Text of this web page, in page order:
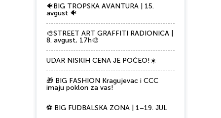
🐠BIG TROPSKA AVANTURA | 15.
avgust 🐠
🎨STREET ART GRAFFITI RADIONICA |
8. avgust, 17h🎨
UDAR NISKIH CENA JE POČEO!☀️
🎁 BIG FASHION Kragujevac i CCC
imaju poklon za vas!
⚽ BIG FUDBALSKA ZONA | 1–19. JUL